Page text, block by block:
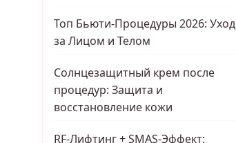
Топ Бьюти-Процедуры 2026: Уход
за Лицом и Телом
Солнцезащитный крем после
процедур: Защита и
восстановление кожи
RF-Лифтинг + SMAS-Эффект: